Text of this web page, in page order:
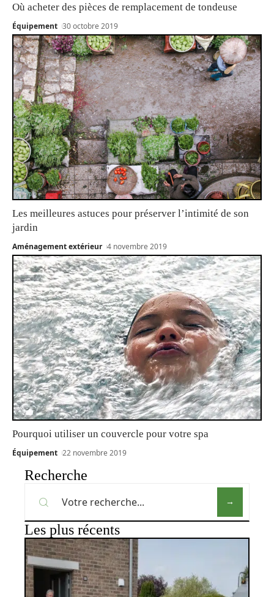
Où acheter des pièces de remplacement de tondeuse
Équipement 30 octobre 2019
Les meilleures astuces pour préserver l’intimité de son
jardin
Aménagement extérieur 4 novembre 2019
Pourquoi utiliser un couvercle pour votre spa
Équipement 22 novembre 2019
Recherche
Les plus récents